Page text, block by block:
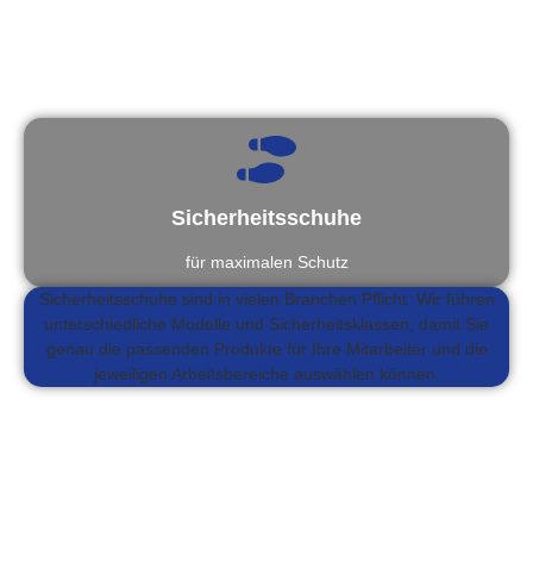
Sicherheitsschuhe
für maximalen Schutz
Sicherheitsschuhe sind in vielen Branchen Pflicht. Wir führen
unterschiedliche Modelle und Sicherheitsklassen, damit Sie
genau die passenden Produkte für Ihre Mitarbeiter und die
jeweiligen Arbeitsbereiche auswählen können.